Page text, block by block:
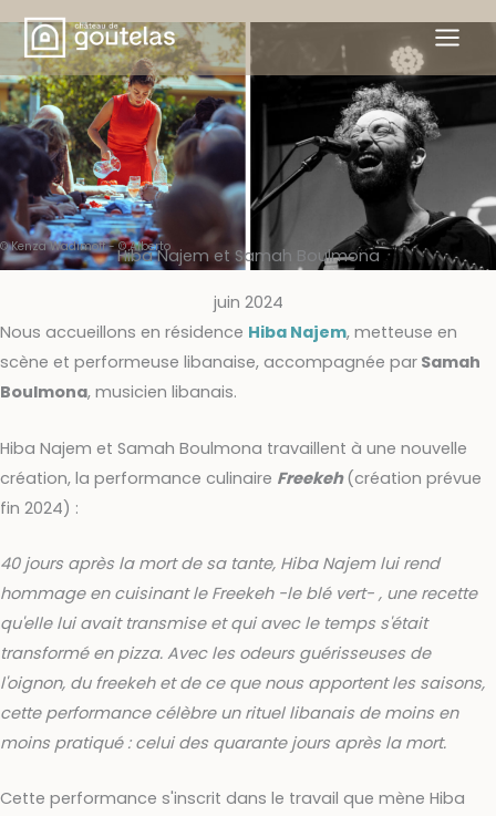
Skip
content
© Kenza Wadimoff - © AlbertoHiba Najem et Samah Boulmona
juin 2024
Nous accueillons en résidence Hiba Najem, metteuse en
scène et performeuse libanaise, accompagnée par Samah
Boulmona, musicien libanais.
Hiba Najem et Samah Boulmona travaillent à une nouvelle
création, la performance culinaire Freekeh(création prévue
fin 2024) :
40 jours après la mort de sa tante, Hiba Najem lui rend
hommage en cuisinant le Freekeh -le blé vert- , une recette
qu'elle lui avait transmise et qui avec le temps s'était
transformé en pizza. Avec les odeurs guérisseuses de
l'oignon, du freekeh et de ce que nous apportent les saisons,
cette performance célèbre un rituel libanais de moins en
moins pratiqué : celui des quarante jours après la mort.
Cette performance s'inscrit dans le travail que mène Hiba